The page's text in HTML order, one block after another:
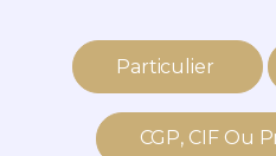
Particulier
CGP, CIF Ou